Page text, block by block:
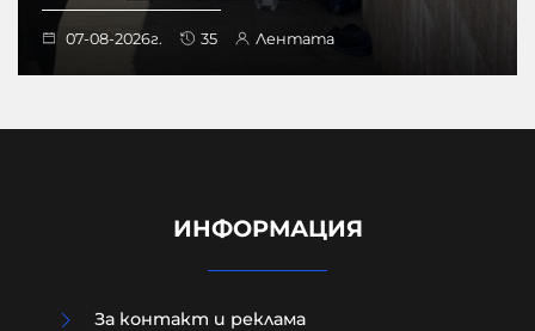
07-08-2026г. 35 Лентата
ИНФОРМАЦИЯ
За контакт и реклама